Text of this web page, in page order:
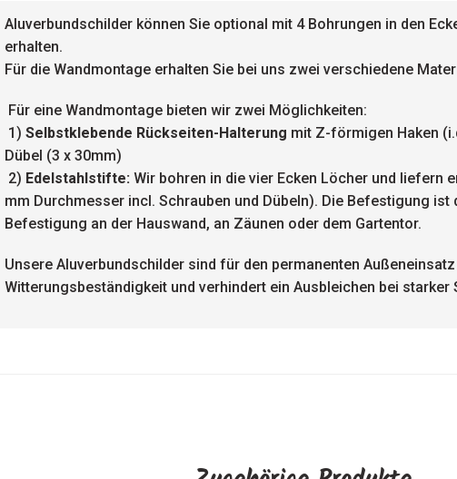
Aluverbundschilder können Sie optional mit 4 Bohrungen in den
erhalten.
Für die Wandmontage erhalten Sie bei uns zwei verschiedene
Für eine Wandmontage bieten wir zwei Möglichkeiten:
1)Selbstklebende Rückseiten-Halterung mit Z-förmigen Haken
Dübel (3 x 30mm)
2) Edelstahlstifte: Wir bohren in die vier Ecken Löcher und liefern
mm Durchmesser incl. Schrauben und Dübeln). Die Befestigung
Befestigung an der Hauswand, an Zäunen oder dem Gartentor.
Unsere Aluverbundschilder sind für den permanenten
Witterungsbeständigkeit und verhindert ein Ausbleichen bei